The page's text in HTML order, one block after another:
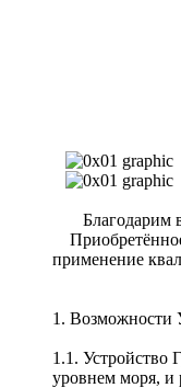
Благодарим
применение
1. Возможности
1.1. Устройство
уровнем моря, и